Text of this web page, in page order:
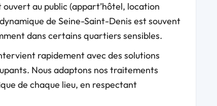
au public (appart’hôtel, location
de Seine-Saint-Denis est souvent
dans certains quartiers sensibles.
rapidement avec des solutions
Nous adaptons nos traitements
de chaque lieu, en respectant